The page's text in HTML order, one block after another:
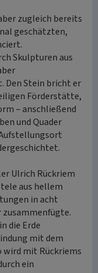
zugleich bereits
geschätzten,
Skulpturen aus
Den Stein bricht er
Förderstätte,
– anschließend
und Quader
Ulrich Rückriem
aus hellem
in acht
die Erde
mit dem
wird mit Rückriems
ein